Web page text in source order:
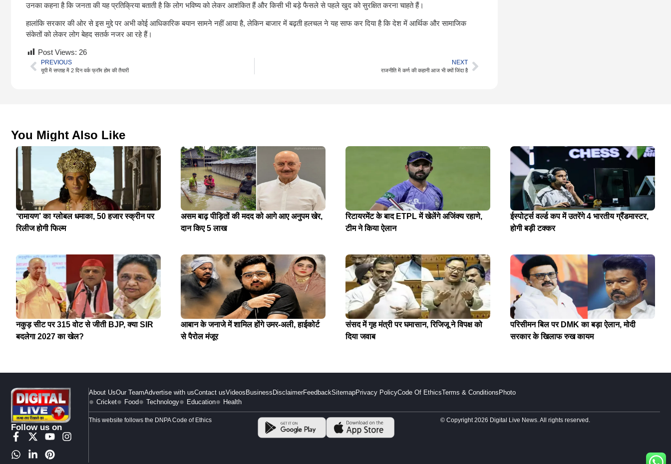
उनका कहना है कि जनता की यह प्रतिक्रिया बताती है कि लोग भविष्य को लेकर आशंकित हैं और किसी भी बड़े फैसले से पहले खुद को सुरक्षित करना चाहते हैं।
हालांकि सरकार की ओर से इस मुद्दे पर अभी कोई आधिकारिक बयान सामने नहीं आया है, लेकिन बाजार में बढ़ती हलचल ने यह साफ कर दिया है कि देश में आर्थिक और सामाजिक
संकेतों को लेकर लोग बेहद सतर्क नजर आ रहे हैं।
Post Views: 26
PREVIOUS
यूपी में सप्ताह में 2 दिन वर्क फ्रॉम होम की तैयारी
NEXT
राजनीति में कर्ण की कहानी आज भी क्यों जिंदा है
You Might Also Like
‘रामायण’ का ग्लोबल धमाका, 50 हजार स्क्रीन पर
रिलीज होगी फिल्म
असम बाढ़ पीड़ितों की मदद को आगे आए अनुपम खेर,
दान किए 5 लाख
रिटायरमेंट के बाद ETPL में खेलेंगे अजिंक्य रहाणे,
टीम ने किया ऐलान
ईस्पोर्ट्स वर्ल्ड कप में उतरेंगे 4 भारतीय ग्रैंडमास्टर,
होगी बड़ी टक्कर
नकुड़ सीट पर 315 वोट से जीती BJP, क्या SIR
बदलेगा 2027 का खेल?
आबान के जनाजे में शामिल होंगे उमर-अली, हाईकोर्ट
से पैरोल मंजूर
संसद में गृह मंत्री पर घमासान, रिजिजू ने विपक्ष को
दिया जवाब
परिसीमन बिल पर DMK का बड़ा ऐलान, मोदी
सरकार के खिलाफ रुख कायम
Follow us on
About UsOur TeamAdvertise with usContact usVideos Business DisclaimerFeedbackSitemapPrivacy PolicyCode Of EthicsTerms & Conditions Photo
Cricket
Food Technology Education Health
This website follows the DNPA Code of Ethics © Copyright 2026 Digital Live News. All rights reserved.